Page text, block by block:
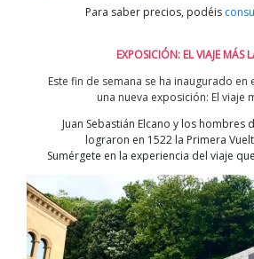
Para saber precios, podéis
EXPOSICIÓN: EL VIAJE MÁS
Este fin de semana se ha inaugurado en
una nueva exposición: El viaje
Juan Sebastián Elcano y los hombres
lograron en 1522 la Primera
Sumérgete en la experiencia del viaje